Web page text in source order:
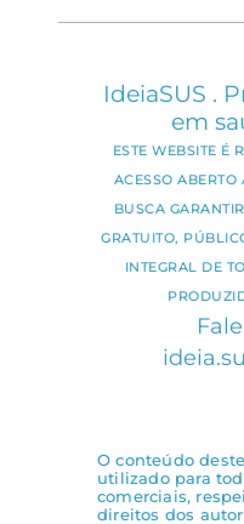
IdeiaSUS .
em
ESTE WEBSITE É
ACESSO
BUSCA
GRATUITO,
INTEGRAL DE
O conteúdo
utilizado para
comerciais,
direitos dos